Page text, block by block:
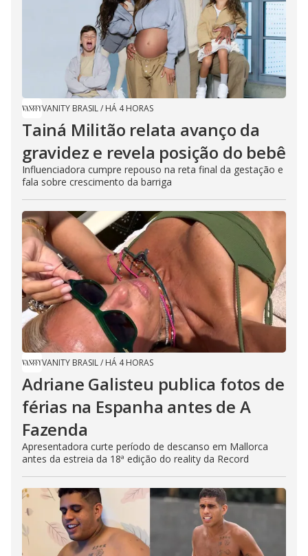
VANITY BRASIL/ HÁ 4 HORAS
Tainá Militão relata avanço da
gravidez e revela posição do bebê
Influenciadora cumpre repouso na reta final da gestação e
fala sobre crescimento da barriga
VANITY BRASIL/ HÁ 4 HORAS
Adriane Galisteu publica fotos de
férias na Espanha antes de A
Fazenda
Apresentadora curte período de descanso em Mallorca
antes da estreia da 18ª edição do reality da Record